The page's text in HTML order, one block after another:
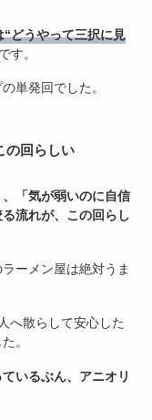
どうやって三択に見
す。
単発回でした。
の回らしい
「気が弱いのに自信
流れが、この回らし
ーメン屋は絶対うま
へ散らして安心した
。
いるぶん、アニオリ